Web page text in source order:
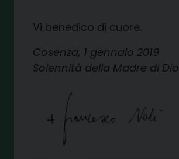
Vi benedico di cuore.
Cosenza, 1 gennaio 2019
Solennità della Madre di Dio